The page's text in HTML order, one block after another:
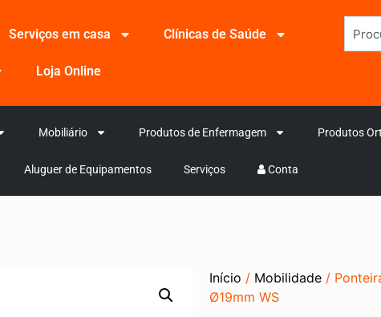
Serviços em casa Clínicas de Saúde
Loja Online
Mobiliário Produtos de Enfermagem Produtos
Aluguer de Equipamentos Serviços Conta
Início / Mobilidade /
Ø19mm WS